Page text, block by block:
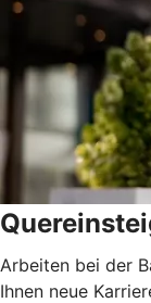
Arbeiten bei der
Ihnen neue